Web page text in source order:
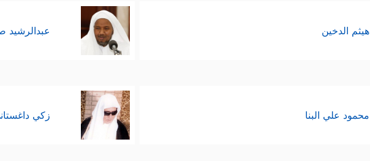
هيثم الدخين عبدالرشيد
محمود علي البنا زكي